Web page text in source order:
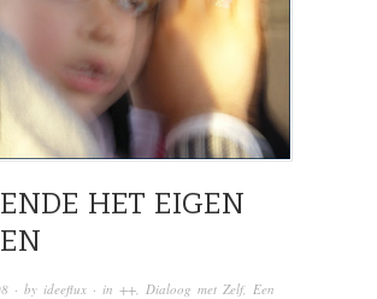
HET EIGEN
· by ideeflux · in ++ Dialoog met Zelf, Een